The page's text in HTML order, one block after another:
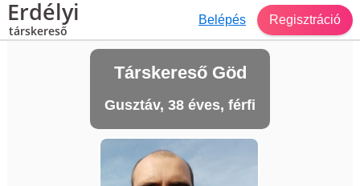
Erdélyi
társkereső
Belépés Regisztráció
Társkereső Göd
Gusztáv, 38 éves, férfi